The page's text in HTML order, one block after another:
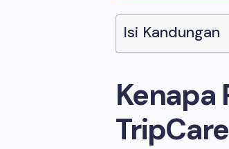
Isi Kandungan
Kenapa